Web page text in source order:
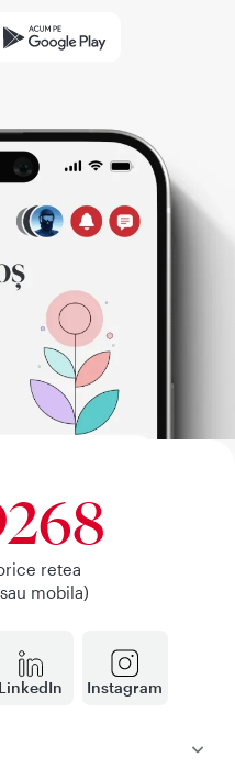
LinkedIn Instagram
retea
mobila)